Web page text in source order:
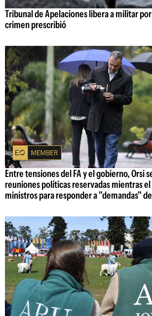
Tribunal de Apelaciones libera a militar
crimen prescribió
Entre tensiones del FA y el gobierno, Orsi
reuniones políticas reservadas mientras
ministros para responder a "demandas"